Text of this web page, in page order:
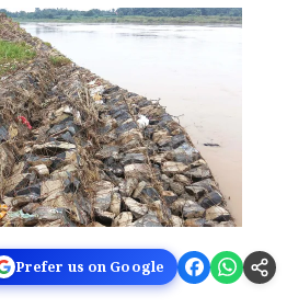
Prefer us on Google